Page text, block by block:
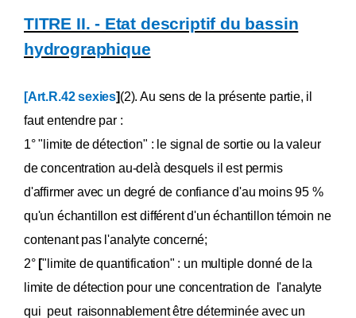
TITRE II. - Etat descriptif du bassin
hydrographique
[Art.R.42 sexies](2). Au sens de la présente partie, il
faut entendre par :
1° "limite de détection" : le signal de sortie ou la valeur
de concentration au-delà desquels il est permis
d'affirmer avec un degré de confiance d'au moins 95 %
qu'un échantillon est différent d'un échantillon témoin ne
contenant pas l'analyte concerné;
2° ["limite de quantification" : un multiple donné de la
limite de détection pour une concentration de l'analyte
qui peut raisonnablement être déterminée avec un